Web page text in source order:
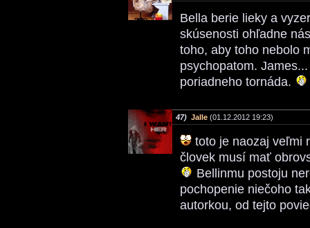
Bella berie lieky a
skúsenosti ohľadne
toho, aby toho nebolo
psychopatom.
poriadneho tornáda.
47) Jalle (01.12.2012 19:23)
toto je naozaj veľmi
človek musí mať
Bellinmu postoju
pochopenie niečoho
autorkou, od tejto